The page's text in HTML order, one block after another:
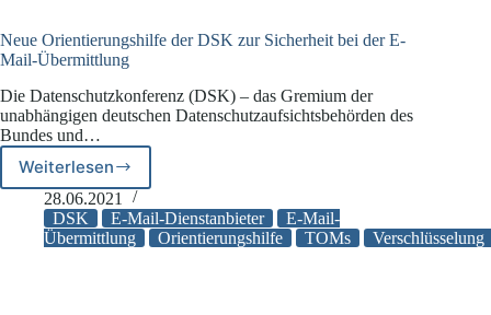
Neue Orientierungshilfe der DSK zur Sicherheit bei der E-
Mail-Übermittlung
Die Datenschutzkonferenz (DSK) – das Gremium der
unabhängigen deutschen Datenschutzaufsichtsbehörden des
Bundes und…
Weiterlesen
Neue
Orientierungshilfe
der
DSK
28.06.2021
DSK
E-Mail-Dienstanbieter
E-Mail-
Übermittlung
Orientierungshilfe TOMs Verschlüsselung